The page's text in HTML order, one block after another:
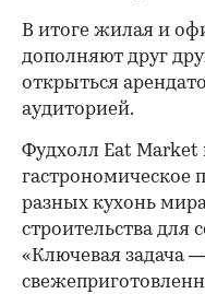
В итоге жилая и
дополняют друг
открыться
аудиторией.
Фудхолл Eat
гастрономическое
разных кухонь
строительства для
«Ключевая задача